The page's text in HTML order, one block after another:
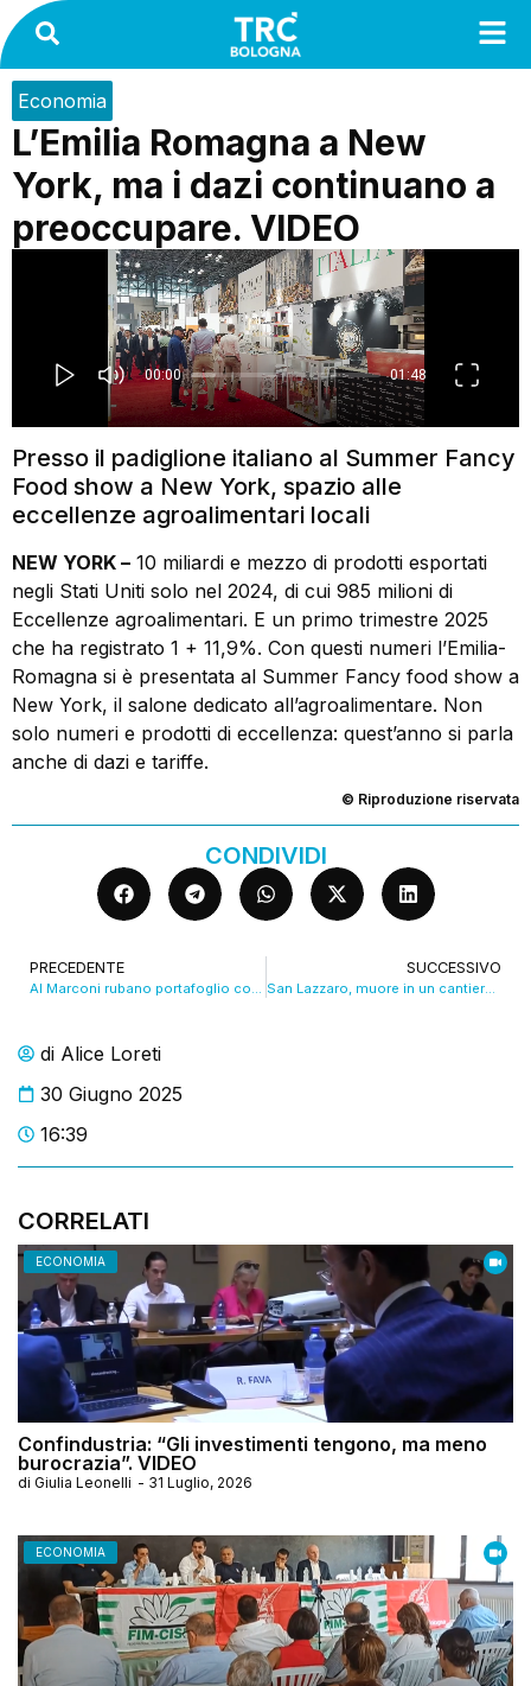
di Alice Loreti
30 Giugno 2025
16:39
CORRELATI
ECONOMIA
Confindustria: “Gli investimenti tengono, ma meno
burocrazia”. VIDEO
di Giulia Leonelli - 31 Luglio, 2026
ECONOMIA
Economia
L’Emilia Romagna a New
York, ma i dazi continuano a
preoccupare. VIDEO
Presso il padiglione italiano al Summer Fancy
Food show a New York, spazio alle
eccellenze agroalimentari locali
NEW YORK – 10 miliardi e mezzo di prodotti esportati
negli Stati Uniti solo nel 2024, di cui 985 milioni di
Eccellenze agroalimentari. E un primo trimestre 2025
che ha registrato 1 + 11,9%. Con questi numeri l’Emilia-
Romagna si è presentata al Summer Fancy food show a
New York, il salone dedicato all’agroalimentare. Non
solo numeri e prodotti di eccellenza: quest’anno si parla
anche di dazi e tariffe.
© Riproduzione riservata
CONDIVIDI
PRECEDENTE
Al Marconi rubano portafoglio con 6mila euro a uomo d’affari
SUCCESSIVO
San Lazzaro, muore in un cantiere mentre lavora sotto al sole. VIDEO